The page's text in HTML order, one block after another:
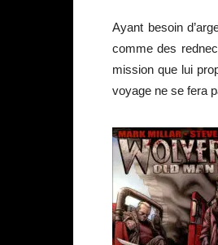
Ayant besoin
comme des
mission que lui
voyage ne se fera